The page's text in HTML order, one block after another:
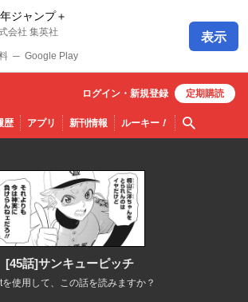
ジャンプ＋
会社 集英社
─ Google Play
表示
歴 アプリ 新刊情報 ルーキー！ 検索
ログイン・ 新規登録 定期購読
[45話]サンキューピッチ
使用して、この話を読みますか？